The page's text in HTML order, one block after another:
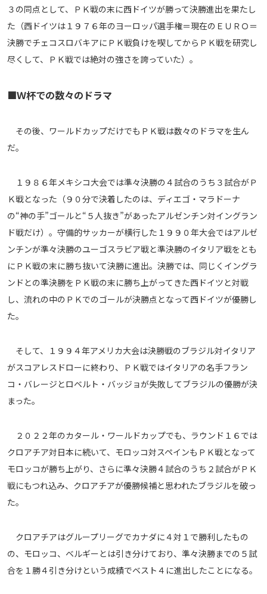
３の同点として、ＰＫ戦の末に西ドイツが勝って決勝進出を果たし
た（西ドイツは１９７６年のヨーロッパ選手権＝現在のＥＵＲＯ＝
決勝でチェコスロバキアにＰＫ戦負けを喫してからＰＫ戦を研究し
尽くして、ＰＫ戦では絶対の強さを誇っていた）。
■Ｗ杯での数々のドラマ
その後、ワールドカップだけでもＰＫ戦は数々のドラマを生ん
だ。
１９８６年メキシコ大会では準々決勝の４試合のうち３試合がＰ
Ｋ戦となった（９０分で決着したのは、ディエゴ・マラドーナ
の“神の手”ゴールと“５人抜き”があったアルゼンチン対イングラン
ド戦だけ）。守備的サッカーが横行した１９９０年大会ではアルゼ
ンチンが準々決勝のユーゴスラビア戦と準決勝のイタリア戦をとも
にＰＫ戦の末に勝ち抜いて決勝に進出。決勝では、同じくイングラ
ンドとの準決勝をＰＫ戦の末に勝ち上がってきた西ドイツと対戦
し、流れの中のＰＫでのゴールが決勝点となって西ドイツが優勝し
た。
そして、１９９４年アメリカ大会は決勝戦のブラジル対イタリア
がスコアレスドローに終わり、ＰＫ戦ではイタリアの名手フラン
コ・バレージとロベルト・バッジョが失敗してブラジルの優勝が決
まった。
２０２２年のカタール・ワールドカップでも、ラウンド１６では
クロアチア対日本に続いて、モロッコ対スペインもＰＫ戦となって
モロッコが勝ち上がり、さらに準々決勝４試合のうち２試合がＰＫ
戦にもつれ込み、クロアチアが優勝候補と思われたブラジルを破っ
た。
クロアチアはグループリーグでカナダに４対１で勝利したもの
の、モロッコ、ベルギーとは引き分けており、準々決勝までの５試
合を１勝４引き分けという成績でベスト４に進出したことになる。